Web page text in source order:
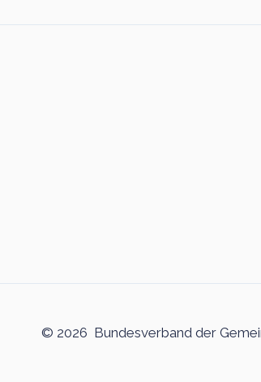
© 2026 Bundesverband der